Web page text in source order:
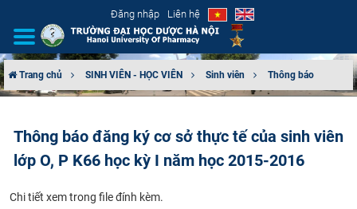
Đăng nhập Liên hệ
CƠ CẤU TỔ CHỨC
Trang chủ SINH VIÊN - HỌC VIÊN Sinh viên Thông báo
Thông báo đăng ký cơ sở thực tế của sinh viên
lớp O, P K66 học kỳ I năm học 2015-2016
Chi tiết xem trong file đính kèm.